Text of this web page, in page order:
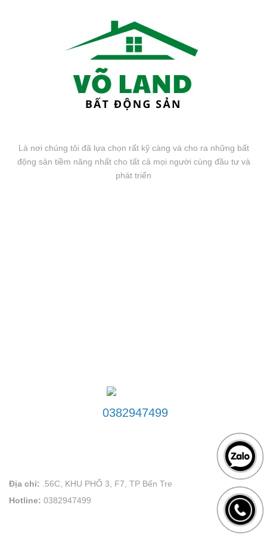
Là nơi chúng tôi đã lựa chọn rất kỹ càng và cho ra những bất
động sản tiềm năng nhất cho tất cả mọi người cùng đầu tư và
phát triển
0382947499
Địa chỉ: .56C, KHU PHỐ 3, F7, TP Bến Tre
Hotline: 0382947499